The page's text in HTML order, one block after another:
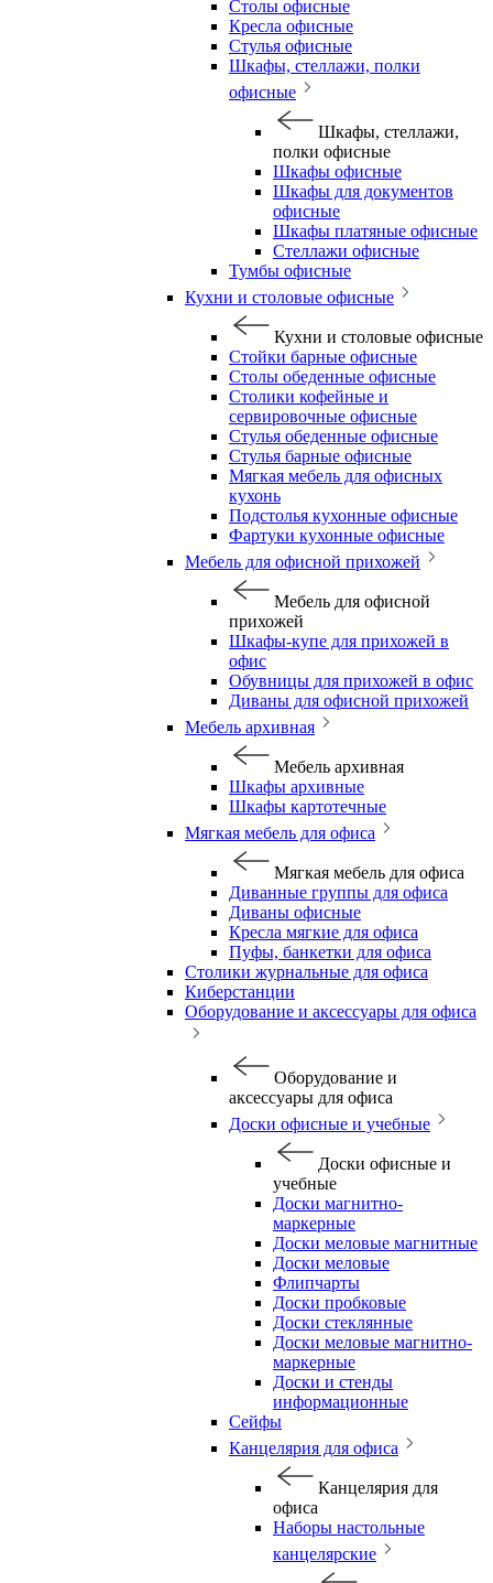
Столы офисные
Кресла офисные
Стулья офисные
Шкафы, стеллажи, полки
офисные
Шкафы, стеллажи,
полки офисные
Шкафы офисные
Шкафы для документов
офисные
Шкафы платяные офисные
Стеллажи офисные
Тумбы офисные
Кухни и столовые офисные
Кухни и столовые офисные
Стойки барные офисные
Столы обеденные офисные
Столики кофейные и
сервировочные офисные
Стулья обеденные офисные
Стулья барные офисные
Мягкая мебель для офисных
кухонь
Подстолья кухонные офисные
Фартуки кухонные офисные
Мебель для офисной прихожей
Мебель для офисной
прихожей
Шкафы-купе для прихожей в
офис
Обувницы для прихожей в офис
Диваны для офисной прихожей
Мебель архивная
Мебель архивная
Шкафы архивные
Шкафы картотечные
Мягкая мебель для офиса
Мягкая мебель для офиса
Диванные группы для офиса
Диваны офисные
Кресла мягкие для офиса
Пуфы, банкетки для офиса
Столики журнальные для офиса
Киберстанции
Оборудование и аксессуары для офиса
Оборудование и
аксессуары для офиса
Доски офисные и учебные
Доски офисные и
учебные
Доски магнитно-
маркерные
Доски меловые магнитные
Доски меловые
Флипчарты
Доски пробковые
Доски стеклянные
Доски меловые магнитно-
маркерные
Доски и стенды
информационные
Сейфы
Канцелярия для офиса
Канцелярия для
офиса
Наборы настольные
канцелярские